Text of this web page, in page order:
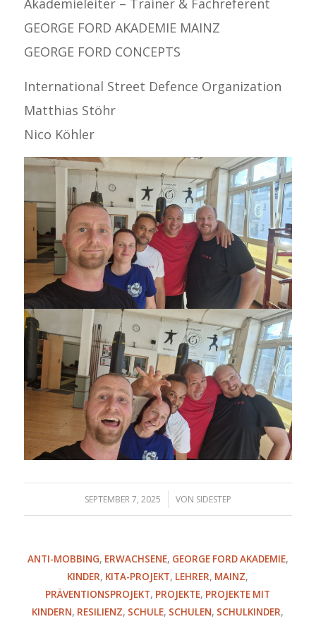
GEORGE FORD AKADEMIE MAINZ
GEORGE FORD CONCEPTS
International Street Defence Organization
Matthias Stöhr
Nico Köhler
SEPTEMBER 7, 2025
/ VON SIDESTEP
ANTI-MOBBING, ERWACHSENE, GEORGE FORD AKADEMIE,
KINDER, KITA-PROJEKT, LEHRER, MAINZ,
PRÄVENTIONSPROJEKT, PROJEKTE, PROJEKTE MIT
KINDERN, RESILIENZ, SCHULE, SCHULEN, SCHULKINDER,